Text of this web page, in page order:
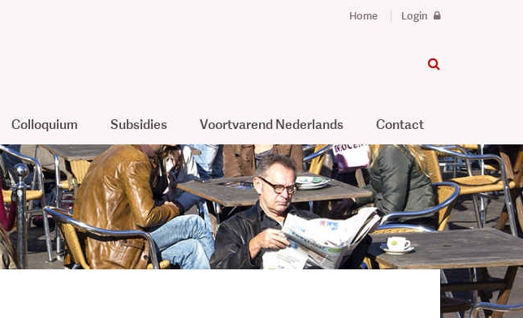
Home Login
Colloquium Subsidies Voortvarend Nederlands Contact